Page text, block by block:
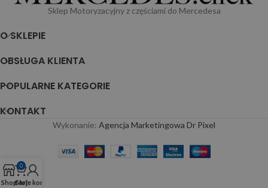
Sklep Motoryzacyjny z częściami do Mercedesa
O SKLEPIE
OBSŁUGA KLIENTA
POPULARNE KATEGORIE
KONTAKT
Wykonanie: Agencja Marketingowa Dr Pixel
Shop
0
Cart
Moje konto